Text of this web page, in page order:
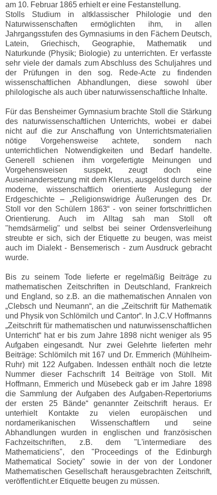
am 10. Februar 1865 erhielt er eine Festanstellung.
Stolls Studium in altklassischer Philologie und den
Naturwissenschaften ermöglichten ihm, in allen
Jahrgangsstufen des Gymnasiums in den Fächern Deutsch,
Latein, Griechisch, Geographie, Mathematik und
Naturkunde (Physik; Biologie) zu unterrichten. Er verfasste
sehr viele der damals zum Abschluss des Schuljahres und
der Prüfungen in den sog. Rede-Acte zu findenden
wissenschaftlichen Abhandlungen, diese sowohl über
philologische als auch über naturwissenschaftliche Inhalte.
Für das Bensheimer Gymnasium brachte Stoll die Stärkung
des naturwissenschaftlichen Unterrichts, wobei er dabei
nicht auf die zur Anschaffung von Unterrichtsmaterialien
nötige Vorgehensweise achtete, sondern nach
unterrichtlichen Notwendigkeiten und Bedarf handelte.
Generell schienen ihm vorgefertigte Meinungen und
Vorgehensweisen suspekt, zeugt doch eine
Auseinandersetzung mit dem Klerus, ausgelöst durch seine
moderne, wissenschaftlich orientierte Auslegung der
Erdgeschichte – „Religionswidrige Äußerungen des Dr.
Stoll vor den Schülern 1863“ - von seiner fortschrittlichen
Orientierung. Auch im Alltag sah man Stoll oft
"hemdsärmelig" und selbst bei seiner Ordensverleihung
streubte er sich, sich der Etiquette zu beugen, was meist
auch im Dialekt - Bensemerisch - zum Ausdruck gebracht
wurde.
Bis zu seinem Tode lieferte er regelmäßig Beiträge zu
mathematischen Zeitschriften in Deutschland, Frankreich
und England, so z.B. an die mathematischen Annalen von
„Clebsch und Neumann“, an die „Zeitschrift für Mathematik
und Physik von Schlömilch und Cantor“. In J.C.V Hoffmanns
„Zeitschrift für mathematischen und naturwissenschaftlichen
Unterricht“ hat er bis zum Jahre 1898 nicht weniger als 95
Aufgaben eingesandt. Nur zwei Gelehrte lieferten mehr
Beiträge: Schlömilch mit 167 und Dr. Emmerich (Mühlheim-
Ruhr) mit 122 Aufgaben. Indessen enthält noch die letzte
Nummer dieser Fachschrift 14 Beiträge von Stoll. Mit
Hoffmann, Emmerich und Müsebeck gab er im Jahre 1898
die Sammlung der Aufgaben des Aufgaben-Repertoriums
der ersten 25 Bände“ genannter Zeitschrift heraus. Er
unterhielt Kontakte zu vielen europäischen und
nordamerikanischen Wissenschaftlern und seine
Abhandlungen wurden in englischen und französischen
Fachzeitschriften, z.B. dem "L'intermediare des
Mathematiciens", den "Proceedings of the Edinburgh
Mathematical Society" sowie in der von der Londoner
Mathematischen Gesellschaft herausgebrachten Zeitschrift,
veröffentlicht.er Etiquette beugen zu müssen.